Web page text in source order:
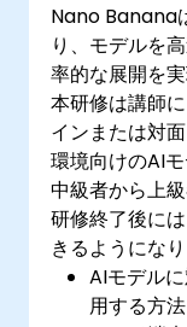
Nano Banana
り、モデルを
率的な展開を
本研修は講師
インまたは対
環境向けのAI
中級者から上
研修終了後に
きるようになり
AIモデル
用する方法